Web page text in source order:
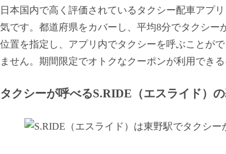
日本国内で高く評価されているタクシー配車アプ
気です。都道府県をカバーし、平均8分でタクシ
位置を指定し、アプリ内でタクシーを呼ぶことが
ません。期間限定でオトクなクーポンが利用でき
タクシーが呼べるS.RIDE（エスライド）